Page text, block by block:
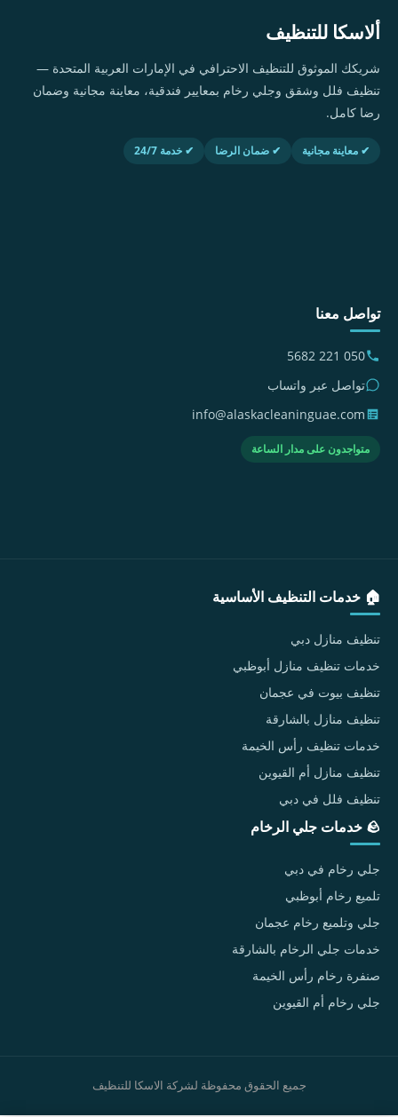
ألاسكا للتنظيف
شريكك الموثوق للتنظيف الاحترافي في الإمارات العربية المتحدة —
تنظيف فلل وشقق وجلي رخام بمعايير فندقية، معاينة مجانية وضمان
رضا كامل.
✔ معاينة مجانية ✔ ضمان الرضا ✔ خدمة 24/7
تواصل معنا
050 221 5682
تواصل عبر واتساب
info@alaskacleaninguae.com
متواجدون على مدار الساعة
🏠 خدمات التنظيف الأساسية
تنظيف منازل دبي
خدمات تنظيف منازل أبوظبي
تنظيف بيوت في عجمان
تنظيف منازل بالشارقة
خدمات تنظيف رأس الخيمة
تنظيف منازل أم القيوين
تنظيف فلل في دبي
🪨 خدمات جلي الرخام
جلي رخام في دبي
تلميع رخام أبوظبي
جلي وتلميع رخام عجمان
خدمات جلي الرخام بالشارقة
صنفرة رخام رأس الخيمة
جلي رخام أم القيوين
جميع الحقوق محفوظة لشركة الاسكا للتنظيف